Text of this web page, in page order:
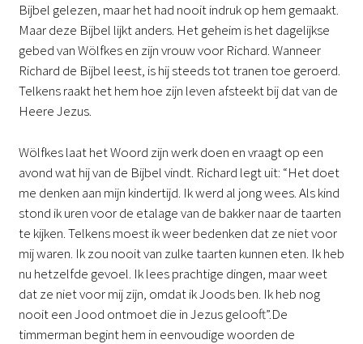
Bijbel gelezen, maar het had nooit indruk op hem gemaakt.
Maar deze Bijbel lijkt anders. Het geheim is het dagelijkse
gebed van Wölfkes en zijn vrouw voor Richard. Wanneer
Richard de Bijbel leest, is hij steeds tot tranen toe geroerd.
Telkens raakt het hem hoe zijn leven afsteekt bij dat van de
Heere Jezus.
Wölfkes laat het Woord zijn werk doen en vraagt op een
avond wat hij van de Bijbel vindt. Richard legt uit: “Het doet
me denken aan mijn kindertijd. Ik werd al jong wees. Als kind
stond ik uren voor de etalage van de bakker naar de taarten
te kijken. Telkens moest ik weer bedenken dat ze niet voor
mij waren. Ik zou nooit van zulke taarten kunnen eten. Ik heb
nu hetzelfde gevoel. Ik lees prachtige dingen, maar weet
dat ze niet voor mij zijn, omdat ik Joods ben. Ik heb nog
nooit een Jood ontmoet die in Jezus gelooft”.De
timmerman begint hem in eenvoudige woorden de